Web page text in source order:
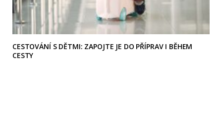
CESTOVÁNÍ S DĚTMI: ZAPOJTE JE DO PŘÍPRAV I BĚHEM
CESTY